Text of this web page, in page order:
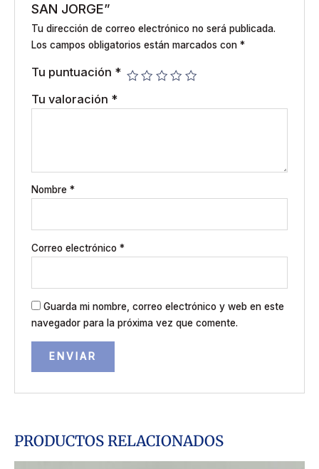
SAN JORGE”
Tu dirección de correo electrónico no será publicada.
Los campos obligatorios están marcados con *
Tu puntuación *
Tu valoración *
Nombre *
Correo electrónico *
Guarda mi nombre, correo electrónico y web en este
navegador para la próxima vez que comente.
PRODUCTOS RELACIONADOS